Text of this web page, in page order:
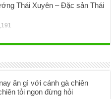
Thái Xuyên – Đặc sản Thái
ăn gì với cánh gà chiên
tỏi ngon đừng hỏi